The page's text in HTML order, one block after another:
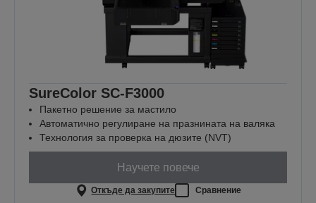
SureColor SC-F3000
Пакетно решение за мастило
Автоматично регулиране на празнината на валяка
Технология за проверка на дюзите (NVT)
Научете повече
Откъде да закупите Сравнение